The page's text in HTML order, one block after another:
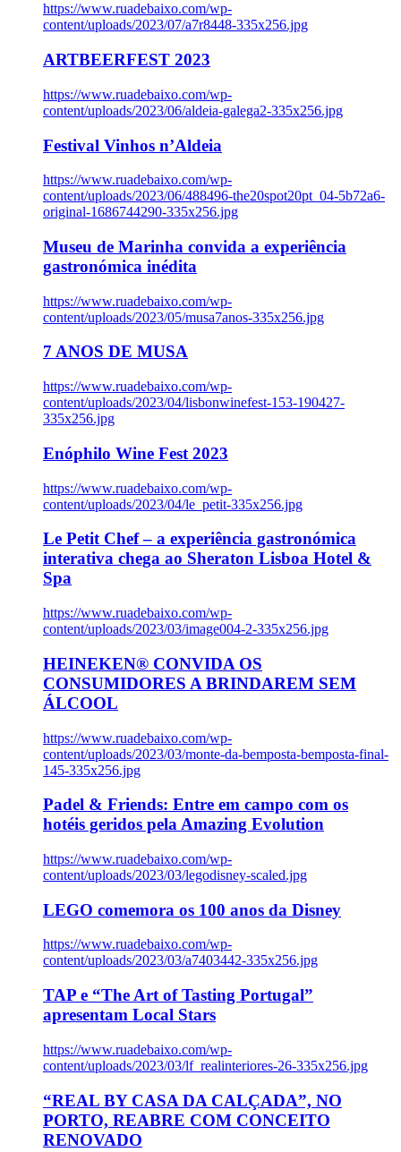
https://www.ruadebaixo.com/wp-
content/uploads/2023/07/a7r8448-335x256.jpg
ARTBEERFEST 2023
https://www.ruadebaixo.com/wp-
content/uploads/2023/06/aldeia-galega2-335x256.jpg
Festival Vinhos n’Aldeia
https://www.ruadebaixo.com/wp-
content/uploads/2023/06/488496-the20spot20pt_04-5b72a6-
original-1686744290-335x256.jpg
Museu de Marinha convida a experiência
gastronómica inédita
https://www.ruadebaixo.com/wp-
content/uploads/2023/05/musa7anos-335x256.jpg
7 ANOS DE MUSA
https://www.ruadebaixo.com/wp-
content/uploads/2023/04/lisbonwinefest-153-190427-
335x256.jpg
Enóphilo Wine Fest 2023
https://www.ruadebaixo.com/wp-
content/uploads/2023/04/le_petit-335x256.jpg
Le Petit Chef – a experiência gastronómica
interativa chega ao Sheraton Lisboa Hotel &
Spa
https://www.ruadebaixo.com/wp-
content/uploads/2023/03/image004-2-335x256.jpg
HEINEKEN® CONVIDA OS
CONSUMIDORES A BRINDAREM SEM
ÁLCOOL
https://www.ruadebaixo.com/wp-
content/uploads/2023/03/monte-da-bemposta-bemposta-final-
145-335x256.jpg
Padel & Friends: Entre em campo com os
hotéis geridos pela Amazing Evolution
https://www.ruadebaixo.com/wp-
content/uploads/2023/03/legodisney-scaled.jpg
LEGO comemora os 100 anos da Disney
https://www.ruadebaixo.com/wp-
content/uploads/2023/03/a7403442-335x256.jpg
TAP e “The Art of Tasting Portugal”
apresentam Local Stars
https://www.ruadebaixo.com/wp-
content/uploads/2023/03/lf_realinteriores-26-335x256.jpg
“REAL BY CASA DA CALÇADA”, NO
PORTO, REABRE COM CONCEITO
RENOVADO